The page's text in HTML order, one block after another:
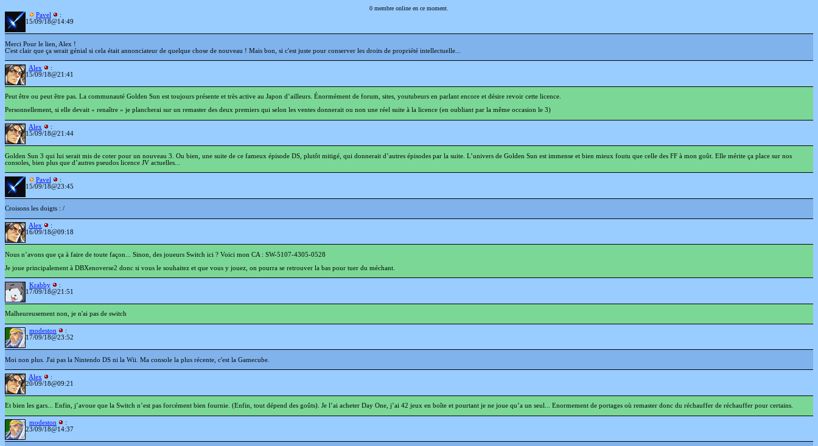
0 membre online en ce moment.
Pavel
:
15/09/18@14:49
Merci Pour le lien, Alex !
C'est clair que ça serait génial si cela était annonciateur de quelque chose de nouveau ! Mais bon, si c'est juste pour conserver les droits de propriété intellectuelle...
Alex
:
15/09/18@21:41
Peut être ou peut être pas. La communauté Golden Sun est toujours présente et très active au Japon d’ailleurs. Énormément de forum, sites, youtubeurs en parlant encore et désire revoir cette licence.
Personnellement, si elle devait « renaître » je plancherai sur un remaster des deux premiers qui selon les ventes donnerait ou non une réel suite à la licence (en oubliant par la même occasion le 3)
Alex
:
15/09/18@21:44
Golden Sun 3 qui lui serait mis de coter pour un nouveau 3. Ou bien, une suite de ce fameux épisode DS, plutôt mitigé, qui donnerait d’autres épisodes par la suite. L’univers de Golden Sun est immense et bien mieux foutu que celle des FF à mon goût. Elle mérite ça place sur nos
consoles, bien plus que d’autres pseudos licence JV actuelles...
Pavel
:
15/09/18@23:45
Croisons les doigts : /
Alex
:
16/09/18@09:18
Nous n’avons que ça à faire de toute façon... Sinon, des joueurs Switch ici ? Voici mon CA : SW-5107-4305-0528
Je joue principalement à DBXenoverse2 donc si vous le souhaitez et que vous y jouez, on pourra se retrouver la bas pour tuer du méchant.
Krabby
:
17/09/18@21:51
Malheureusement non, je n'ai pas de switch
modeston
:
17/09/18@23:52
Moi non plus. J'ai pas la Nintendo DS ni la Wii. Ma console la plus récente, c'est la Gamecube.
Alex
:
20/09/18@09:21
Et bien les gars... Enfin, j’avoue que la Switch n’est pas forcément bien fournie. (Enfin, tout dépend des goûts). Je l’ai acheter Day One, j’ai 42 jeux en boîte et pourtant je ne joue qu’a un seul... Enormement de portages où remaster donc du réchauffer de réchauffer pour certains.
modeston
:
23/09/18@14:37